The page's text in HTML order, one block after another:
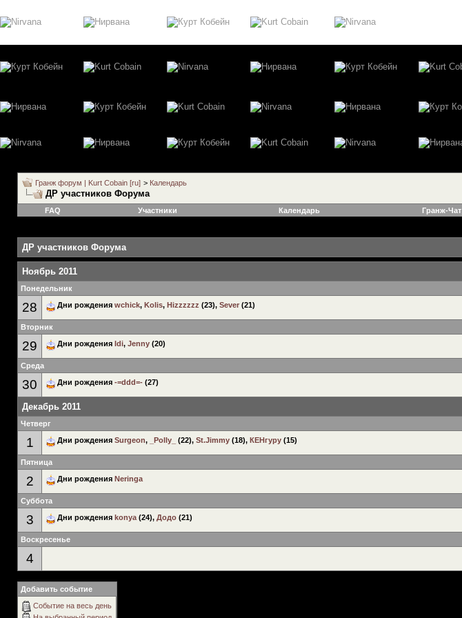
Гранж форум | Kurt Cobain [ru] > Календарь
ДР участников Форума
FAQ
Участники Календарь Гранж-Чат
ДР участников Форума
Ноябрь 2011
Понедельник
28 Дни рождения wchick, Kolis, Hizzzzzz (23), Sever (21)
Вторник
29 Дни рождения Idi, Jenny (20)
Среда
30 Дни рождения -=ddd=- (27)
Декабрь 2011
Четверг
1 Дни рождения Surgeon, _Polly_ (22), St.Jimmy (18), КЕНгуру (15)
Пятница
2 Дни рождения Neringa
Суббота
3 Дни рождения konya(24), Додо (21)
Воскресенье
4
Добавить событие
Событие на весь день